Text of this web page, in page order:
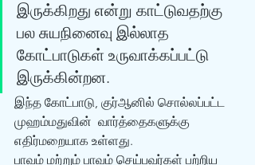
இருக்கிறது என்று காட்டுவதற்கு
பல சுயநினைவு இல்லாத
கோட்பாடுகள் உருவாக்கப்பட்டு
இருக்கின்றன‌.
இந்த கோட்பாடு, குர்ஆனில் சொல்லப்பட்ட
முஹம்மதுவின்  வார்த்தைகளுக்கு
எதிர்மறையாக உள்ளது.
பாவம் மற்றும் பாவம் செய்பவர்கள் பற்றிய